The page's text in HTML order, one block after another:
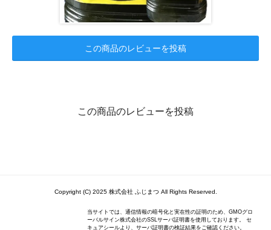
この商品のレビューを投稿
この商品のレビューを投稿
Copyright (C) 2025 株式会社 ふじまつ All Rights Reserved.
当サイトでは、通信情報の暗号化と実在性の証明のため、GMOグロ
ーバルサイン株式会社のSSLサーバ証明書を使用しております。 セ
キュアシールより、サーバ証明書の検証結果をご確認ください。